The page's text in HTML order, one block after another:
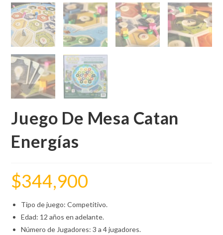
Juego De Mesa Catan
Energías
$344,900
Tipo de juego: Competitivo.
Edad: 12 años en adelante.
Número de Jugadores: 3 a 4 jugadores.